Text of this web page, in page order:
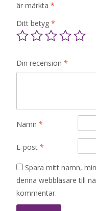
är märkta *
Ditt betyg *
Din recension *
Namn *
E-post *
Spara mitt namn,
denna webbläsare till
kommentar.